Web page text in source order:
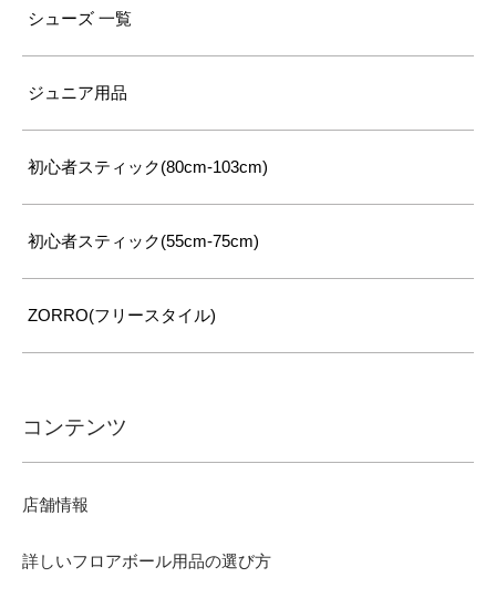
シューズ 一覧
ジュニア用品
初心者スティック(80cm-103cm)
初心者スティック(55cm-75cm)
ZORRO(フリースタイル)
コンテンツ
店舗情報
詳しいフロアボール用品の選び方